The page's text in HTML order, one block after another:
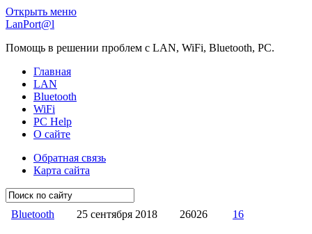
Открыть меню
LanPort@l
Помощь в решении проблем с LAN, WiFi, Bluetooth, PC.
Главная
LAN
Bluetooth
WiFi
PC Help
О сайте
Обратная связь
Карта сайта
Bluetooth 25 сентября 2018 26026 16